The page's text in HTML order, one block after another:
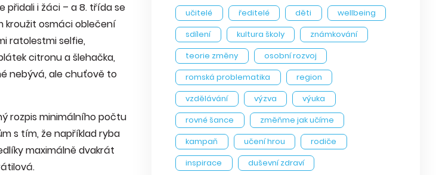
přidali i žáci – a 8. třída se
kroužit osmáci oblečení
ratolestmi selfie,
citronu a šlehačka,
nebývá, ale chuťově to
rozpis minimálního počtu
s tím, že například ryba
maximálně dvakrát
učitelé ředitelé děti
wellbeing
sdílení
kultura školy
známkování
teorie změny
osobní rozvoj
romská problematika
region
vzdělávání
výzva
výuka
rovné šance
změňme jak učíme
kampaň
učení hrou
rodiče
inspirace
duševní zdraví